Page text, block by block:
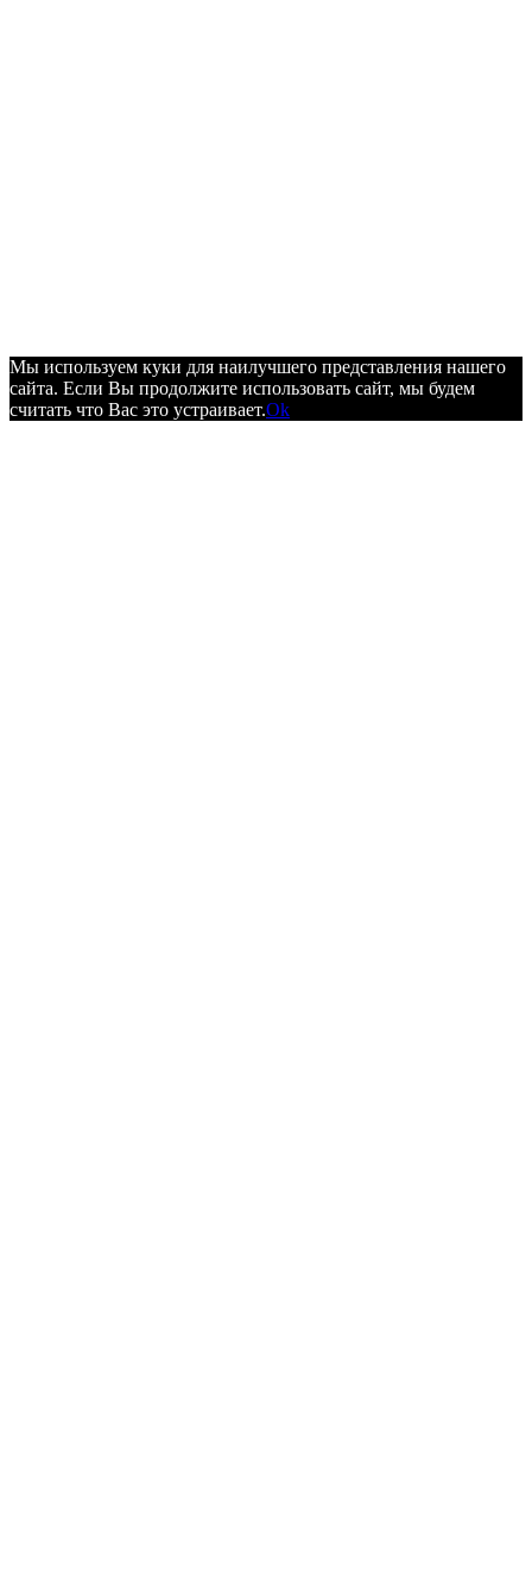
Мы используем куки для наилучшего представления нашего
сайта. Если Вы продолжите использовать сайт, мы будем
считать что Вас это устраивает.Ok